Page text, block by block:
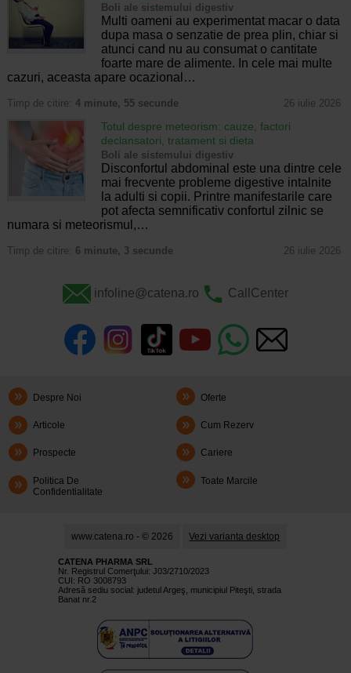
Boli ale sistemului digestiv
Multi oameni au experimentat macar o data
dupa masa o senzatie de prea plin, chiar si
atunci cand nu au consumat o cantitate
foarte mare de alimente. In cele mai multe
cazuri, aceasta apare ocazional…
Timp de citire: 4 minute, 55 secunde 26 iulie 2026
Totul despre meteorism: cauze, factori
declansatori, tratament si dieta
Boli ale sistemului digestiv
Disconfortul abdominal este una dintre cele
mai frecvente probleme digestive intalnite
la adulti si copii. Printre manifestarile care
pot afecta semnificativ confortul zilnic se
numara si meteorismul,…
Timp de citire: 6 minute, 3 secunde 26 iulie 2026
infoline@catena.ro CallCenter
Despre Noi Oferte
Articole Cum Rezerv
Prospecte Cariere
Politica De
Confidentialitate
Toate Marcile
www.catena.ro - © 2026 Vezi varianta desktop
CATENA PHARMA SRL
Nr. Registrul Comerţului: J03/2710/2023
CUI: RO 3008793
Adresă sediu social: judetul Argeş, municipiul Piteşti, strada
Banat nr.2